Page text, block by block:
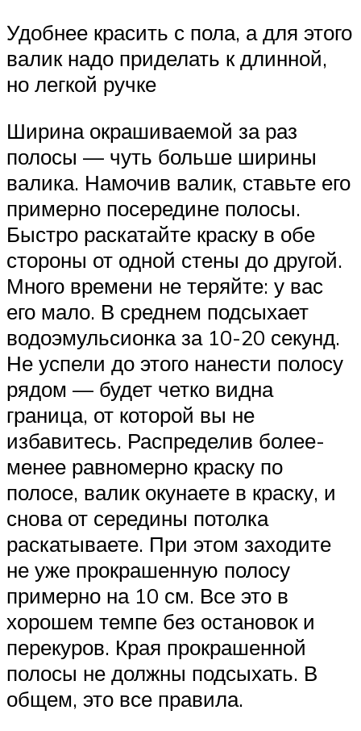
Удобнее красить с пола, а для этого
валик надо приделать к длинной,
но легкой ручке
Ширина окрашиваемой за раз
полосы — чуть больше ширины
валика. Намочив валик, ставьте его
примерно посередине полосы.
Быстро раскатайте краску в обе
стороны от одной стены до другой.
Много времени не теряйте: у вас
его мало. В среднем подсыхает
водоэмульсионка за 10-20 секунд.
Не успели до этого нанести полосу
рядом — будет четко видна
граница, от которой вы не
избавитесь. Распределив более-
менее равномерно краску по
полосе, валик окунаете в краску, и
снова от середины потолка
раскатываете. При этом заходите
не уже прокрашенную полосу
примерно на 10 см. Все это в
хорошем темпе без остановок и
перекуров. Края прокрашенной
полосы не должны подсыхать. В
общем, это все правила.